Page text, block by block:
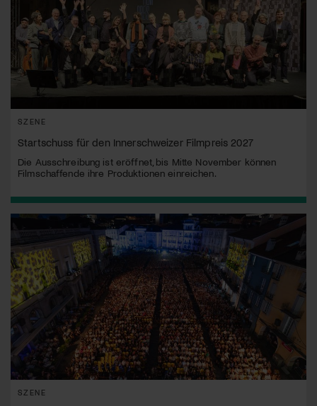
SZENE
Startschuss für den Innerschweizer Filmpreis 2027
Die Ausschreibung ist eröffnet, bis Mitte November können
Filmschaffende ihre Produktionen einreichen.
SZENE